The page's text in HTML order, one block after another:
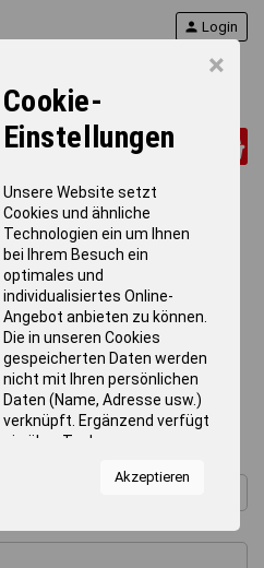
×
Cookie-
Einstellungen
Unsere Website setzt
Cookies und ähnliche
Technologien ein um Ihnen
bei Ihrem Besuch ein
optimales und
individualisiertes Online-
Angebot anbieten zu können.
Die in unseren Cookies
gespeicherten Daten werden
nicht mit Ihren persönlichen
Daten (Name, Adresse usw.)
verknüpft. Ergänzend verfügt
sie über Tools von
Statistiken zur Nutzung
zum Anzeigen relevanter
Akzeptieren
search
person Login
und jeden Sportler der passende
Optimal für Hobby- / Verein
für das anspruchsvolle Turnen bis
in allen Arten und
Zubehörs für die Aufbewahrung